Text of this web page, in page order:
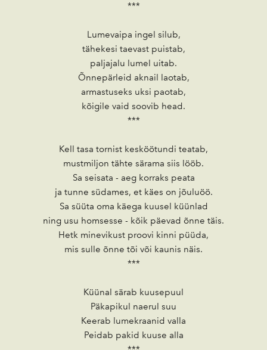
***
Lumevaipa ingel silub,
tähekesi taevast puistab,
paljajalu lumel uitab.
Õnnepärleid aknail laotab,
armastuseks uksi paotab,
kõigile vaid soovib head.
***
Kell tasa tornist kesköötundi teatab,
mustmiljon tähte särama siis lööb.
Sa seisata - aeg korraks peata
ja tunne südames, et käes on jõuluöö.
Sa süüta oma käega kuusel küünlad
ning usu homsesse - kõik päevad õnne täis.
Hetk minevikust proovi kinni püüda,
mis sulle õnne tõi või kaunis näis.
***
Küünal särab kuusepuul
Päkapikul naerul suu
Keerab lumekraanid valla
Peidab pakid kuuse alla